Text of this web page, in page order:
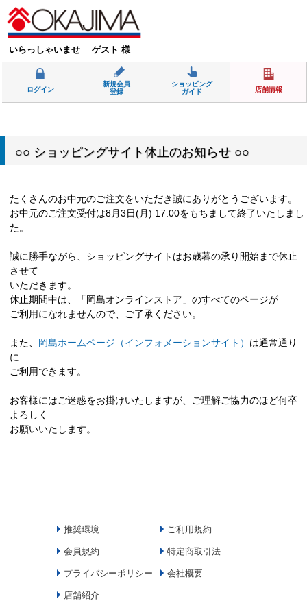
いらっしゃいませ ゲスト 様
ログイン
新規会員
登録
ショッピング
ガイド
店舗情報
○○ ショッピングサイト休止のお知らせ ○○
たくさんのお中元のご注文をいただき誠にありがとうございます。
お中元のご注文受付は8月3日(月) 17:00をもちまして終了いたしまし
た。
誠に勝手ながら、ショッピングサイトはお歳暮の承り開始まで休止
させて
いただきます。
休止期間中は、「岡島オンラインストア」のすべてのページが
ご利用になれませんので、ご了承ください。
また、 岡島ホームページ（インフォメーションサイト） は通常通り
に
ご利用できます。
お客様にはご迷惑をお掛けいたしますが、ご理解ご協力のほど何卒
よろしく
お願いいたします。
推奨環境 ご利用規約
会員規約 特定商取引法
プライバシーポリシー 会社概要
店舗紹介